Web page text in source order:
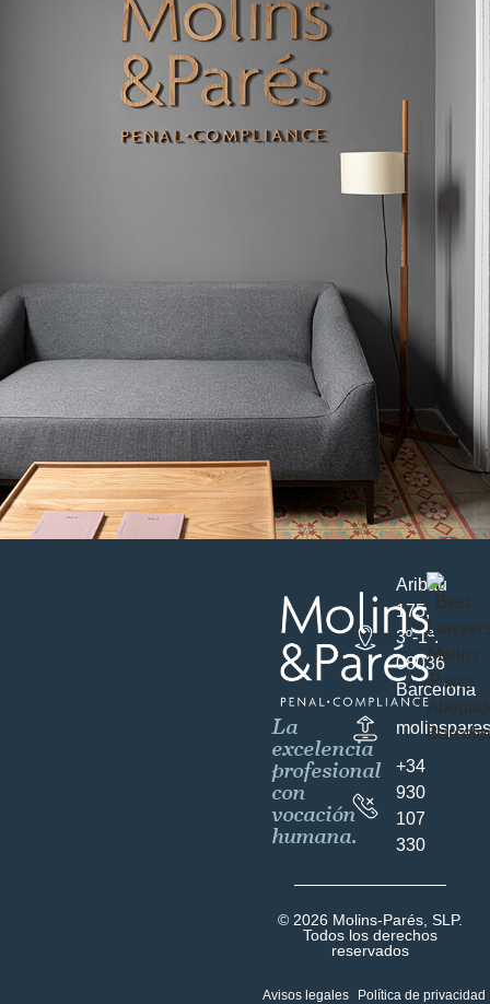
La
excelencia
profesional
con
vocación
humana.
Aribau
175,
3º-1ª.
08036
Barcelona
+34
930
107
330
© 2026 Molins-Parés, SLP.
Todos los derechos
reservados
Avisos legales Política de privacidad